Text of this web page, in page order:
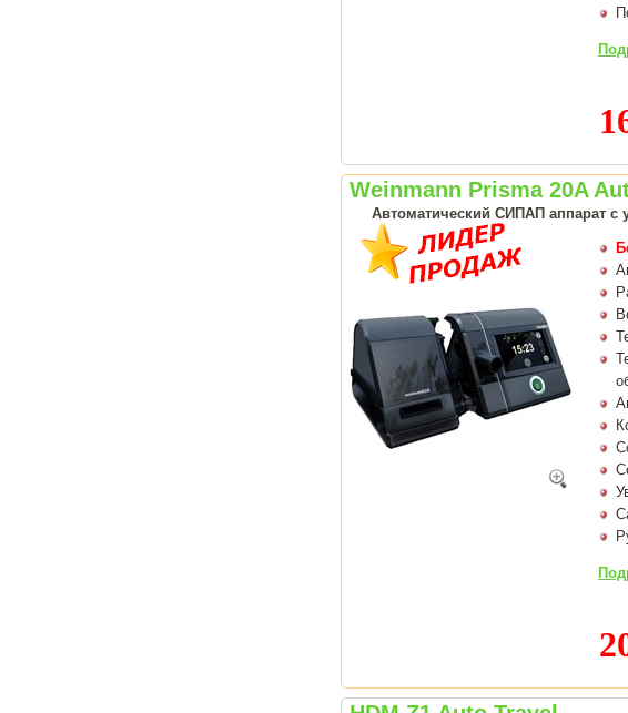
Weinmann Prisma 20A
Автоматический СИПАП аппарат с